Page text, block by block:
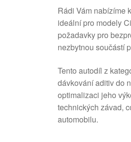
Rádi Vám nabízíme
ideální pro modely
požadavky pro
nezbytnou součástí
Tento autodíl z
dávkování aditiv do
optimalizaci jeho
technických závad,
automobilu.